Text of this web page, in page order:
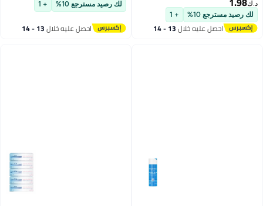
د.ك‏
لك رصيد مسترجع 10% + 1
احصل عليه خلال 13 - 14
لك رصيد مسترجع 10% + 1
احصل عليه خلال 13 - 14